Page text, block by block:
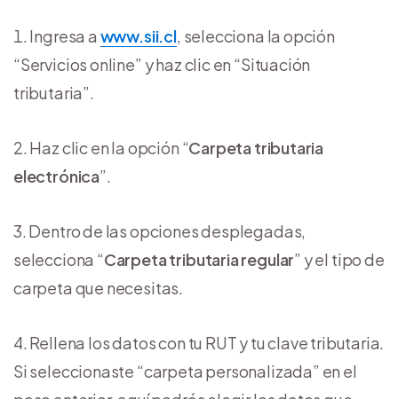
Ingresa a www.sii.cl, selecciona la opción
“Servicios online” y haz clic en “Situación
tributaria”.
Haz clic en la opción “Carpeta tributaria
electrónica”.
Dentro de las opciones desplegadas,
selecciona “Carpeta tributaria regular” y el tipo de
carpeta que necesitas.
Rellena los datos con tu RUT y tu clave tributaria.
Si seleccionaste “carpeta personalizada” en el